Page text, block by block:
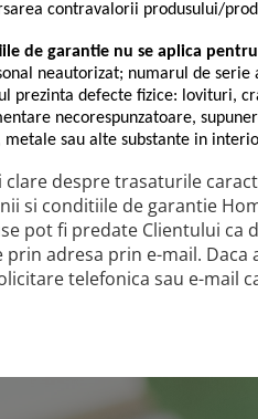
contravalorii produsului/
de garantie nu se aplica
neautorizat; numarul de
prezinta defecte fizice: lovituri,
necorespunzatoare,
metale sau alte substante in
clare despre trasaturile
si conditiile de garantie
pot fi predate Clientului ca
prin adresa prin e-mail.
telefonica sau e-mail